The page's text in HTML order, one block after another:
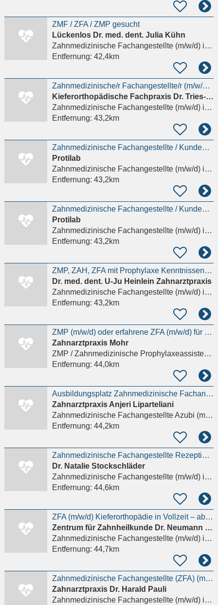
ZMF / ZFA / ZMP gesucht
Lückenlos Dr. med. dent. Julia Kühn
Zahnmedizinische Fachangestellte (m/w/d)in Dillenburg
Entfernung: 42,4km
Zahnmedizinische/r Fachangestellte/r (m/w/d) Auszubildende/n für 2026
Kieferorthopädische Fachpraxis Dr. Tries-Obijou & Dr. Tries
Zahnmedizinische Fachangestellte (m/w/d)in Oberursel (Taunus)
Entfernung: 43,2km
Zahnmedizinische Fachangestellte / KundenberaterIn / administrative AssistentIn (m/w/d)
Protilab
Zahnmedizinische Fachangestellte (m/w/d)in Oberursel (Taunus)
Entfernung: 43,2km
Zahnmedizinische Fachangestellte / KundenberaterIn / administrative AssistentIn (m/w/d) in Oberursel
Protilab
Zahnmedizinische Fachangestellte (m/w/d)in Oberursel (Taunus)
Entfernung: 43,2km
ZMP, ZAH, ZFA mit Prophylaxe Kenntnissen(m/w/d) oder DH (m/w/d) in Teil- oder Vollzeit
Dr. med. dent. U-Ju Heinlein Zahnarztpraxis
Zahnmedizinische Fachangestellte (m/w/d)in Oberursel (Taunus)
Entfernung: 43,2km
ZMP (m/w/d) oder erfahrene ZFA (m/w/d) für unsere Prophylaxe
Zahnarztpraxis Mohr
ZMP / Zahnmedizinische Prophylaxeassistenz (m/w/d)
Entfernung: 44,0km
Ausbildungsplatz Zahnmedizinische Fachangestellte (w/m/div) 2027
Zahnarztpraxis Anjeri Liparteliani
Zahnmedizinische Fachangestellte Azubi (m/w/d)
Entfernung: 44,2km
Zahnmedizinische Fachangestellte Rezeption (m/w/d)
Dr. Natalie Stockschläder
Zahnmedizinische Fachangestellte (m/w/d)in Selters (Taunus)
Entfernung: 44,6km
ZFA (m/w/d) Kieferorthopädie in Vollzeit – ab sofort
Zentrum für Zahnheilkunde Dr. Neumann & Kollegen
Zahnmedizinische Fachangestellte (m/w/d)in Langenselbold
Entfernung: 44,7km
Zahnmedizinische Fachangestellte (ZFA) (m/w/d) – bis zu 20 Wochenstunden
Zahnarztpraxis Dr. Harald Pauli
Zahnmedizinische Fachangestellte (m/w/d)in Erlensee, Langendiebach